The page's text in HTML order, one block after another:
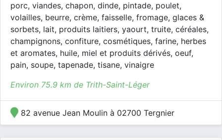
porc, viandes, chapon, dinde, pintade, poulet,
volailles, beurre, crème, faisselle, fromage, glaces &
sorbets, lait, produits laitiers, yaourt, truite, céréales,
champignons, confiture, cosmétiques, farine, herbes
et aromates, huile, miel et produits dérivés, oeuf,
pain, soupe, tapenade, tisane, vinaigre
Environ 75.9 km de Trith-Saint-Léger
82 avenue Jean Moulin à 02700 Tergnier